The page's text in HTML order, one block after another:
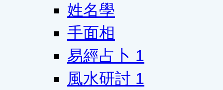
姓名學
手面相
易經占卜 1
風水研討 1